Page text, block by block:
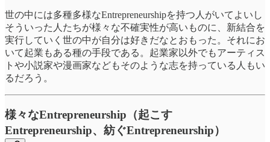
世の中には多種多様なEntrepreneurshipを持つ人がいてよいし
そういった人たちが様々な不確実性が高いものに、新結合を
実行していく世の中が自分は好きだなとおもった。それにお
いて起業もある種の手段である。起業家以外でもアーティス
トや小説家や漫画家などもそのような志を持っている人もい
るだろう。
様々なEntrepreneurship（起こす
Entrepreneurship、紡ぐEntrepreneurship）